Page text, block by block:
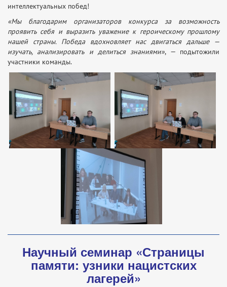
интеллектуальных побед!
«Мы благодарим организаторов конкурса за возможность
проявить себя и выразить уважение к героическому прошлому
нашей страны. Победа вдохновляет нас двигаться дальше —
изучать, анализировать и делиться знаниями», — подытожили
участники команды.
Научный семинар «Страницы
памяти: узники нацистских
лагерей»